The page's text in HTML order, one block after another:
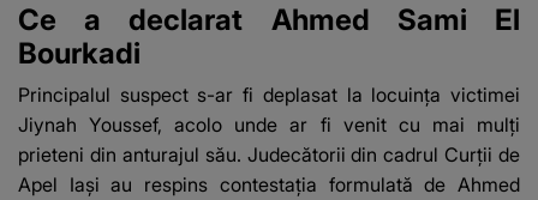
Ce a declarat Ahmed Sami El
Bourkadi
Principalul suspect s-ar fi deplasat la locuința victimei
Jiynah Youssef, acolo unde ar fi venit cu mai mulți
prieteni din anturajul său. Judecătorii din cadrul Curții de
Apel Iași au respins contestația formulată de Ahmed